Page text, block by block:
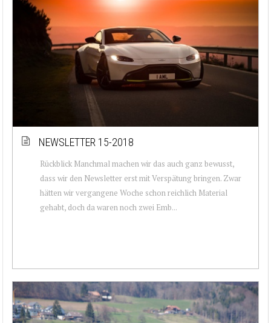
NEWSLETTER 15-2018
Rückblick Manchmal machen wir das auch ganz bewusst,
dass wir den Newsletter erst mit Verspätung bringen. Zwar
hätten wir vergangene Woche schon reichlich Material
gehabt, doch da waren noch zwei Emb...